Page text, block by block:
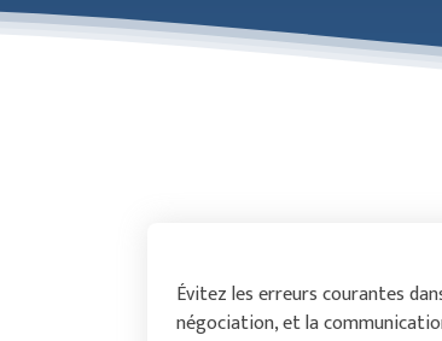
Évitez les erreurs courantes
négociation, et la